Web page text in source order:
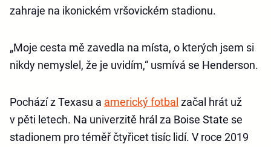
zahraje na ikonickém vršovickém stadionu.
„Moje cesta mě zavedla na místa, o kterých jsem si
nikdy nemyslel, že je uvidím,“ usmívá se Henderson.
Pochází z Texasu a americký fotbal začal hrát už
v pěti letech. Na univerzitě hrál za Boise State se
stadionem pro téměř čtyřicet tisíc lidí. V roce 2019